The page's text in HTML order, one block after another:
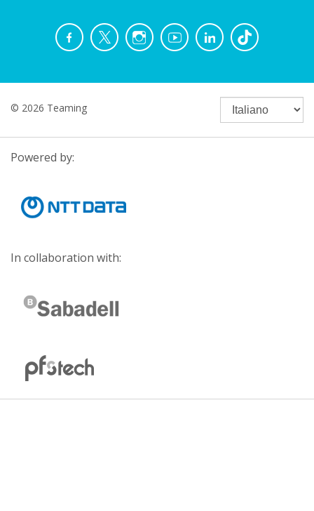
© 2026 Teaming
Powered by:
In collaboration with: